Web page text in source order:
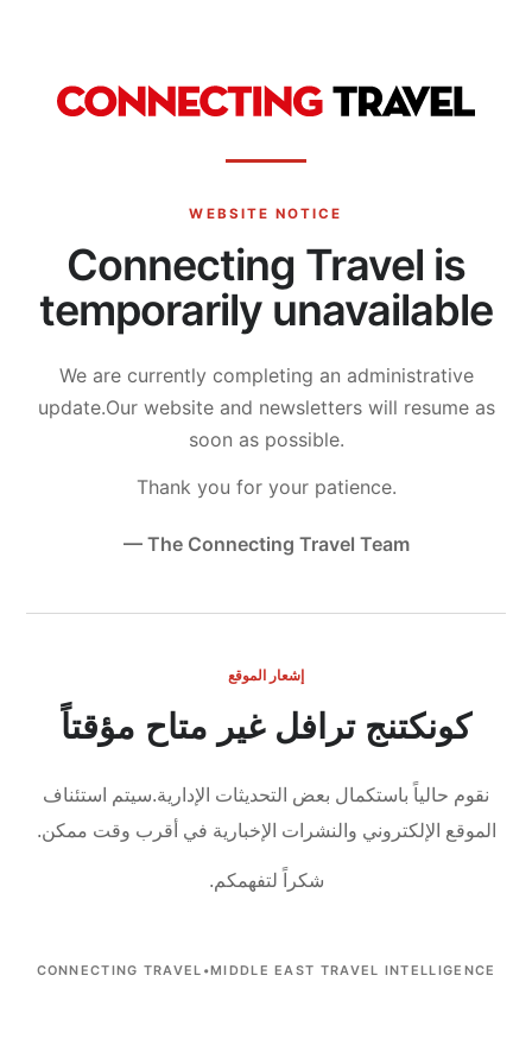
WEBSITE NOTICE
Connecting Travel is
temporarily unavailable
We are currently completing an administrative
update.Our website and newsletters will resume as
soon as possible.
Thank you for your patience.
— The Connecting Travel Team
إشعار الموقع
كونكتنج ترافل غير متاح مؤقتاً
نقوم حالياً باستكمال بعض التحديثات الإدارية.سيتم استئناف
الموقع الإلكتروني والنشرات الإخبارية في أقرب وقت ممكن.
شكراً لتفهمكم.
CONNECTING TRAVEL •MIDDLE EAST TRAVEL INTELLIGENCE